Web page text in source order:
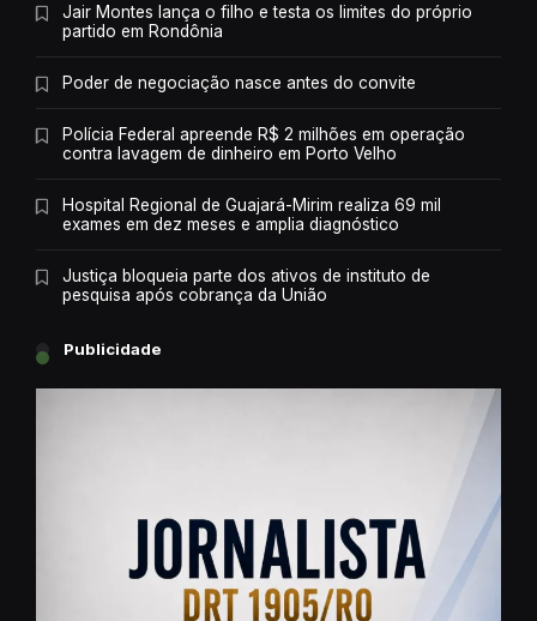
Jair Montes lança o filho e testa os limites do próprio
partido em Rondônia
Poder de negociação nasce antes do convite
Polícia Federal apreende R$ 2 milhões em operação
contra lavagem de dinheiro em Porto Velho
Hospital Regional de Guajará-Mirim realiza 69 mil
exames em dez meses e amplia diagnóstico
Justiça bloqueia parte dos ativos de instituto de
pesquisa após cobrança da União
Publicidade